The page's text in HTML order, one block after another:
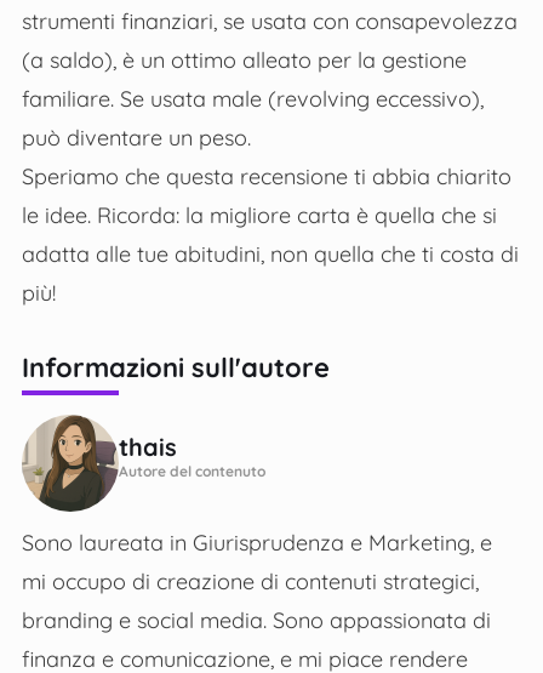
strumenti finanziari, se usata con consapevolezza
(a saldo), è un ottimo alleato per la gestione
familiare. Se usata male (revolving eccessivo),
può diventare un peso.
Speriamo che questa recensione ti abbia chiarito
le idee. Ricorda: la migliore carta è quella che si
adatta alle tue abitudini, non quella che ti costa di
più!
Informazioni sull'autore
thais
Autore del contenuto
Sono laureata in Giurisprudenza e Marketing, e
mi occupo di creazione di contenuti strategici,
branding e social media. Sono appassionata di
finanza e comunicazione, e mi piace rendere